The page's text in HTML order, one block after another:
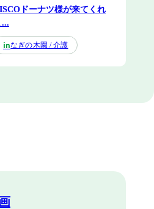
ドーナツ様が来てくれ
...
inなぎの木園 / 介護